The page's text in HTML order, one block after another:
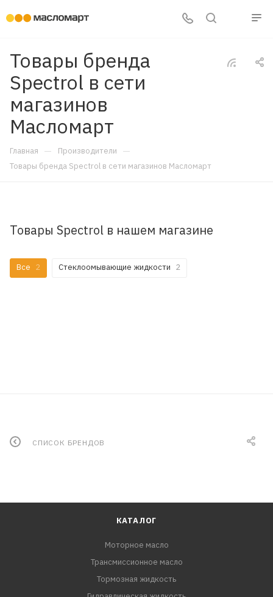
Товары бренда
Spectrol в сети
магазинов
Масломарт
Главная — Производители —
Товары бренда Spectrol в сети магазинов Масломарт
Товары Spectrol в нашем магазине
Все 2 Стеклоомывающие жидкости 2
СПИСОК БРЕНДОВ
КАТАЛОГ
Моторное масло
Трансмиссионное масло
Тормозная жидкость